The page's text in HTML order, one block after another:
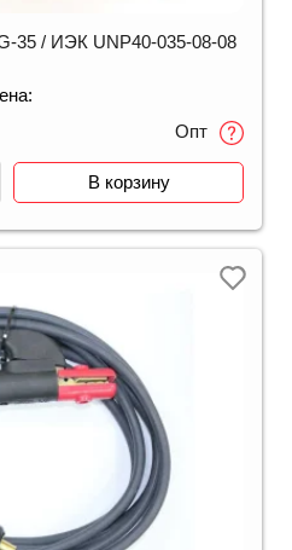
35 / ИЭК UNP40-035-08-08
Опт
В корзину